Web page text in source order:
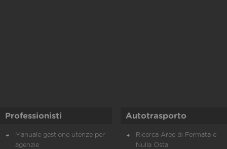
Professionisti
Manuale gestione utenze per
agenzie
Autotrasporto
Ricerca Aree di Fermata e
Nulla Osta